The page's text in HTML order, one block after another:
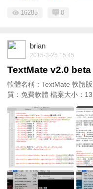
16285 0
brian
2015-3-25 15:45
TextMate v2.0 beta
軟體名稱：TextMate 軟體
質：免費軟體 檔案大小：13